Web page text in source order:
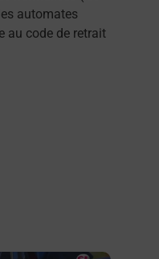
automates
au code de retrait